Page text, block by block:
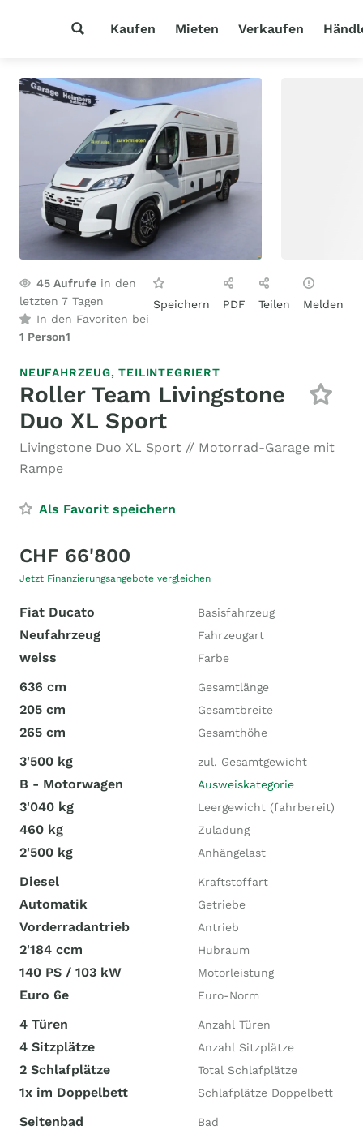
Kaufen Mieten Verkaufen
45 Aufrufe in den
letzten 7 Tagen
In den Favoriten bei
1 Person1
Speichern PDF Teilen Melden
NEUFAHRZEUG,TEILINTEGRIERT
Roller Team Livingstone
Duo XL Sport
Livingstone Duo XL Sport // Motorrad-Garage mit
Rampe
Als Favorit speichern
CHF 66'800
Jetzt Finanzierungsangebote vergleichen
Fiat Ducato Basisfahrzeug
Neufahrzeug Fahrzeugart
weiss Farbe
636 cm Gesamtlänge
205 cm Gesamtbreite
265 cm Gesamthöhe
3'500 kg zul. Gesamtgewicht
B - Motorwagen Ausweiskategorie
3'040 kg Leergewicht (fahrbereit)
460 kg Zuladung
2'500 kg Anhängelast
Diesel Kraftstoffart
Automatik Getriebe
Vorderradantrieb Antrieb
2'184 ccm Hubraum
140 PS / 103 kW Motorleistung
Euro 6e Euro-Norm
4 Türen Anzahl Türen
4 Sitzplätze Anzahl Sitzplätze
2 Schlafplätze Total Schlafplätze
1x im Doppelbett Schlafplätze Doppelbett
Seitenbad Bad